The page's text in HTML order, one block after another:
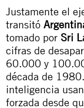
Justamente el
transitó
tomado por Sri
cifras de
60.000 y
década de
inteligencia
forzada desde